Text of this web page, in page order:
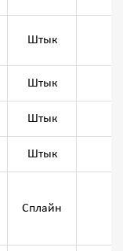
Штык
Штык
Штык
Штык
Сплайн